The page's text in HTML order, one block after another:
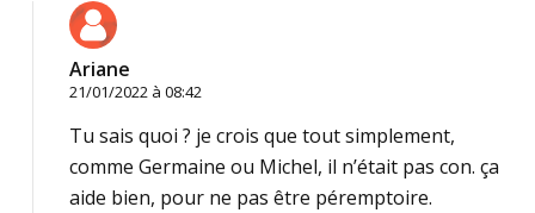
Ariane
21/01/2022 à 08:42
Tu sais quoi ? je crois que tout simplement,
comme Germaine ou Michel, il n’était pas con. ça
aide bien, pour ne pas être péremptoire.